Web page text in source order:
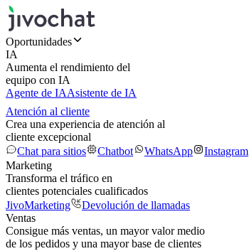
Oportunidades
IA
Aumenta el rendimiento del
equipo con IA
Agente de IAAsistente de IA
Atención al cliente
Crea una experiencia de atención al
cliente excepcional
Chat para sitios
Chatbot WhatsApp Instagram
Marketing
Transforma el tráfico en
clientes potenciales cualificados
JivoMarketing
Devolución de llamadas
Ventas
Consigue más ventas, un mayor valor medio
de los pedidos y una mayor base de clientes